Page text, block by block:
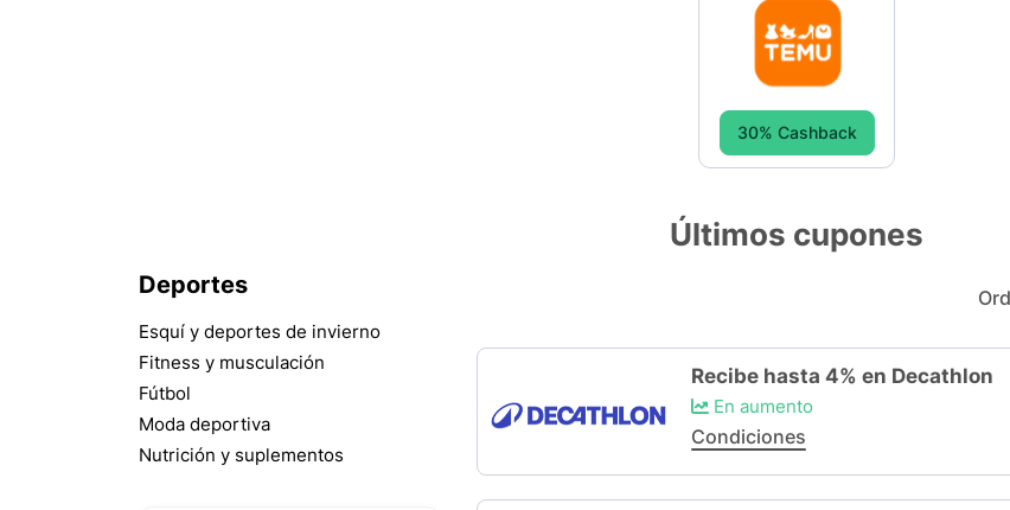
30% Cashback
Últimos cupones
Recibe hasta 4% en Decathlon
En aumento
Condiciones
Deportes
Esquí y deportes de invierno
Fitness y musculación
Fútbol
Moda deportiva
Nutrición y suplementos